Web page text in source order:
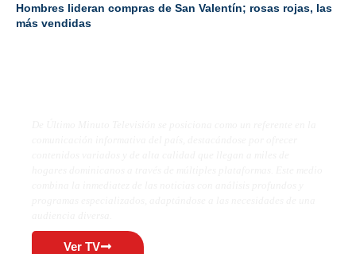
Hombres lideran compras de San Valentín; rosas rojas, las
más vendidas
Ver TV